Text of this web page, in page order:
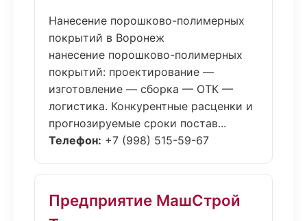
Нанесение порошково-полимерных
покрытий в Воронеж
нанесение порошково-полимерных
покрытий: проектирование —
изготовление — сборка — ОТК —
логистика. Конкурентные расценки и
прогнозируемые сроки постав...
Телефон: +7 (998) 515-59-67
Предприятие МашСтрой